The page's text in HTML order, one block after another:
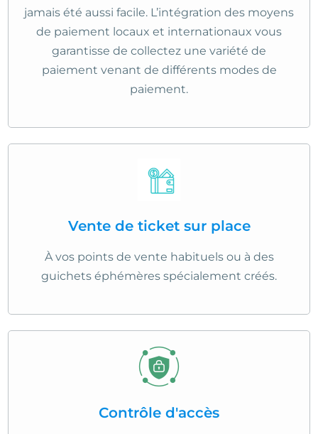
jamais été aussi facile. L’intégration des moyens
de paiement locaux et internationaux vous
garantisse de collectez une variété de
paiement venant de différents modes de
paiement.
Vente de ticket sur place
À vos points de vente habituels ou à des
guichets éphémères spécialement créés.
Contrôle d'accès